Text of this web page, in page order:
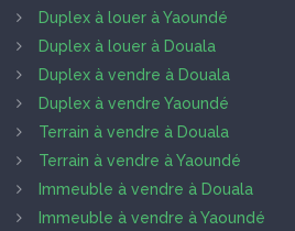
Duplex à louer à Yaoundé
Duplex à louer à Douala
Duplex à vendre à Douala
Duplex à vendre Yaoundé
Terrain à vendre à Douala
Terrain à vendre à Yaoundé
Immeuble à vendre à Douala
Immeuble à vendre à Yaoundé